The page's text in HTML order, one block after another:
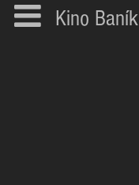
Kino Baník